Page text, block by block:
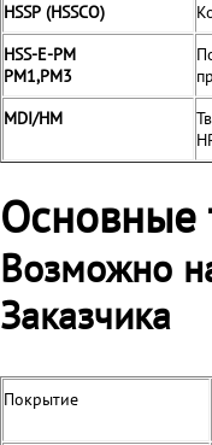
HSSP (HSSCO)
HSS-E-PM
PM1,PM3
MDI/HM
Основные
Возможно
Заказчика
Покрытие